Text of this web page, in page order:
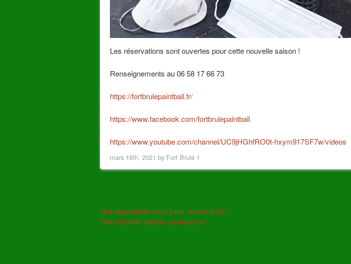
Les réservations sont ouvertes pour cette nouvelle saison !
Renseignements au 06 58 17 66 73
https://fortbrulepaintball.fr/
https://www.facebook.com/fortbrulepaintball
https://www.youtube.com/channel/UC9jHGhfRO0t-hxym917SF7w/videos
mars 16th, 2021 by Fort Brulé 1
Other
Articles
Une opportunité pour jouer au paintball !
Une nouvelle saison commence !